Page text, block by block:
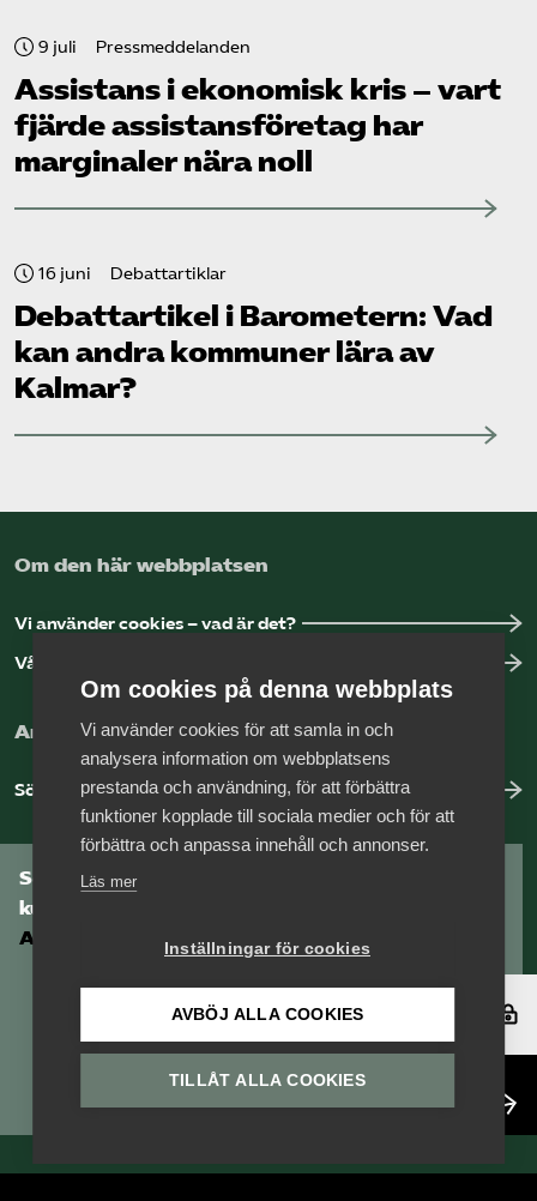
9 juli Pressmeddelanden
Assistans i ekonomisk kris – vart
fjärde assistans­företag har
marginaler nära noll
16 juni Debattartiklar
Debattartikel i Barometern: Vad
kan andra kommuner lära av
Kalmar?
Om den här webbplatsen
Vi använder cookies – vad är det?
Vår dataskyddspolicy
Arbeta hos Vårdföretagarna?
Sök jobb hos oss
Som medlem har du tillgång till vår digitala
kunskapsbank
Arbetsgivarguiden
Logga in
Om cookies på denna webbplats
Vi använder cookies för att samla in och
analysera information om webbplatsens
prestanda och användning, för att förbättra
funktioner kopplade till sociala medier och för att
förbättra och anpassa innehåll och annonser.
Läs mer
Inställningar för cookies
AVBÖJ ALLA COOKIES
TILLÅT ALLA COOKIES